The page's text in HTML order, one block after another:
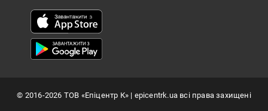
© 2016-2026 ТОВ «Епіцентр К»| epicentrk.ua всі права захищені